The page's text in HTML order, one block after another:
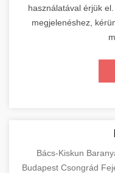
használatával érjük el.
megjelenéshez,
Bács-Kiskun
Budapest Csongrád